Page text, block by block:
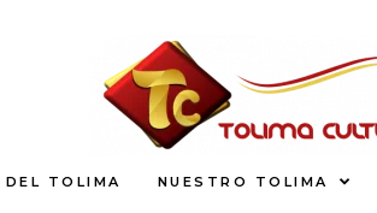
DEL TOLIMA NUESTRO TOLIMA